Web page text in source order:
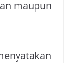
maupun